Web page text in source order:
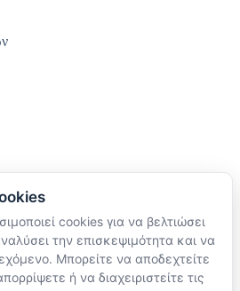
cookies για να βελτιώσει
την επισκεψιμότητα και να
Μπορείτε να αποδεχτείτε
ή να διαχειριστείτε τις